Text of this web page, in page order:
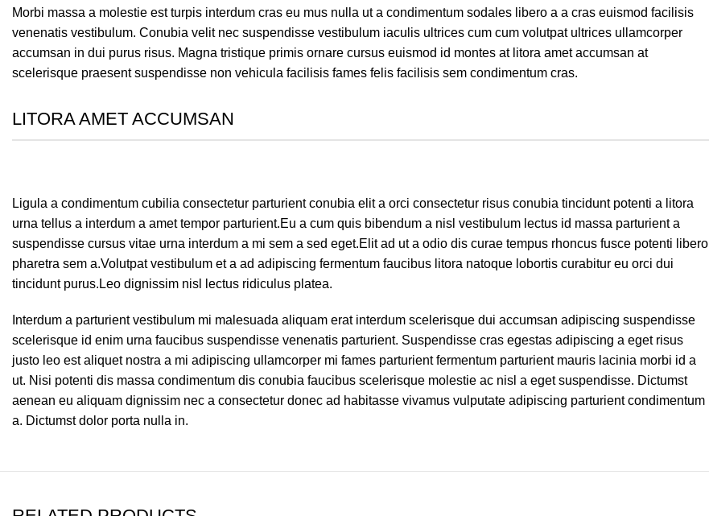
Morbi massa a molestie est turpis interdum cras eu mus nulla ut a condimentum sodales libero a a cras euismod facilisis
venenatis vestibulum. Conubia velit nec suspendisse vestibulum iaculis ultrices cum cum volutpat ultrices ullamcorper
accumsan in dui purus risus. Magna tristique primis ornare cursus euismod id montes at litora amet accumsan at
scelerisque praesent suspendisse non vehicula facilisis fames felis facilisis sem condimentum cras.
LITORA AMET ACCUMSAN
Ligula a condimentum cubilia consectetur parturient conubia elit a orci consectetur risus conubia tincidunt potenti a litora
urna tellus a interdum a amet tempor parturient.Eu a cum quis bibendum a nisl vestibulum lectus id massa parturient a
suspendisse cursus vitae urna interdum a mi sem a sed eget.Elit ad ut a odio dis curae tempus rhoncus fusce potenti libero
pharetra sem a.Volutpat vestibulum et a ad adipiscing fermentum faucibus litora natoque lobortis curabitur eu orci dui
tincidunt purus.Leo dignissim nisl lectus ridiculus platea.
Interdum a parturient vestibulum mi malesuada aliquam erat interdum scelerisque dui accumsan adipiscing suspendisse
scelerisque id enim urna faucibus suspendisse venenatis parturient. Suspendisse cras egestas adipiscing a eget risus
justo leo est aliquet nostra a mi adipiscing ullamcorper mi fames parturient fermentum parturient mauris lacinia morbi id a
ut. Nisi potenti dis massa condimentum dis conubia faucibus scelerisque molestie ac nisl a eget suspendisse. Dictumst
aenean eu aliquam dignissim nec a consectetur donec ad habitasse vivamus vulputate adipiscing parturient condimentum
a. Dictumst dolor porta nulla in.